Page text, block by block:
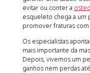
evitar ou conter a
esqueleto chega a um
promover fraturas
Os especialistas
mais importante da
Depois, vivemos um
ganhos nem perdas